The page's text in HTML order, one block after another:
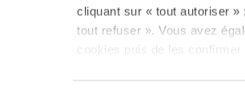
cliquant sur « tout autoriser
tout refuser ». Vous avez
cookies puis de les